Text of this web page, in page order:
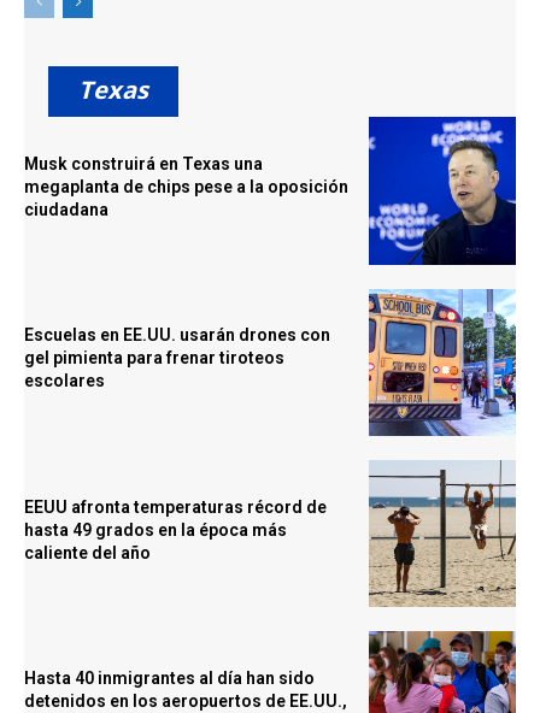
Texas
Musk construirá en Texas una
megaplanta de chips pese a la oposición
ciudadana
Escuelas en EE.UU. usarán drones con
gel pimienta para frenar tiroteos
escolares
EEUU afronta temperaturas récord de
hasta 49 grados en la época más
caliente del año
Hasta 40 inmigrantes al día han sido
detenidos en los aeropuertos de EE.UU.,